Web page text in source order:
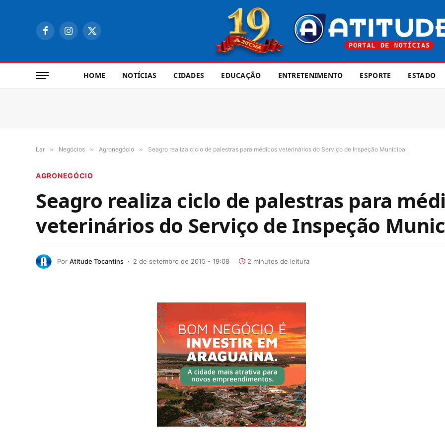
FacebookInstagram
X
HOME NOTÍCIAS CIDADES EDUCAÇÃO ENTRETENIMENTO ESPORTE ESTADO
Lar » Negócios » Agronegócio » Seagro realiza ciclo de palestras para médicos veterinários do Serviço de Inspeção Municipal
AGRONEGÓCIO
Seagro realiza ciclo de palestras para
veterinários do Serviço de Inspeção
Por Atitude Tocantins 2 de setembro de 2015 - 19:08 2 minutos de leitura